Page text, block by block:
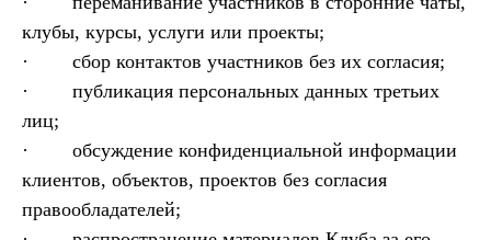
клубы, курсы, услуги или проекты;
· сбор контактов участников без их согласия;
· публикация персональных данных третьих
лиц;
· обсуждение конфиденциальной информации
клиентов, объектов, проектов без согласия
правообладателей;